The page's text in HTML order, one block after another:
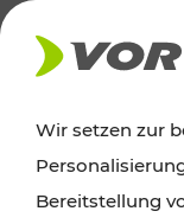
AKTUELLES
Wir setzen zur
Bereitstellung